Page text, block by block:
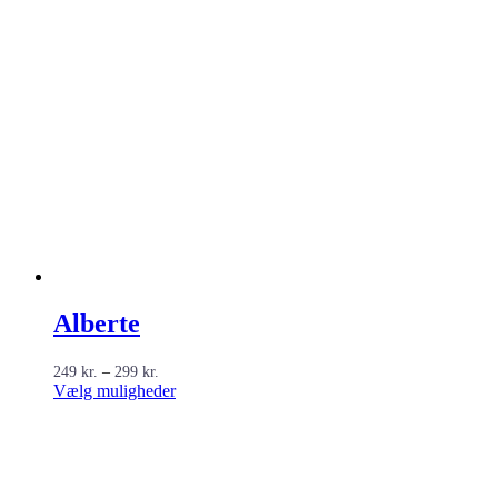
Alberte
249 kr. – 299 kr.
249 kr.
til
Vælg mulighederDette